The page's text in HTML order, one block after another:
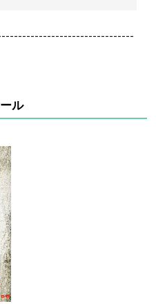
ル